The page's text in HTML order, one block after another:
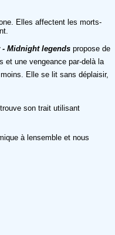
Elles affectent les morts-
- Midnight legends propose de
et une vengeance par-delà la
Elle se lit sans déplaisir,
son trait utilisant
à lensemble et nous